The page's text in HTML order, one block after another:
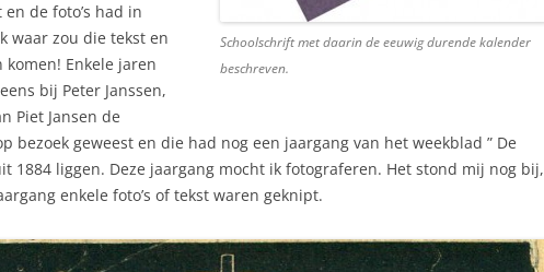
Schoolschrift met daarin de eeuwig durende kalender
beschreven.
de foto’s had in
waar zou die tekst en
Enkele jaren
bij Peter Janssen,
Piet Jansen de
bezoek geweest en die had nog een jaargang van het weekblad ” De
1884 liggen. Deze jaargang mocht ik fotograferen. Het stond mij nog bij,
enkele foto’s of tekst waren geknipt.